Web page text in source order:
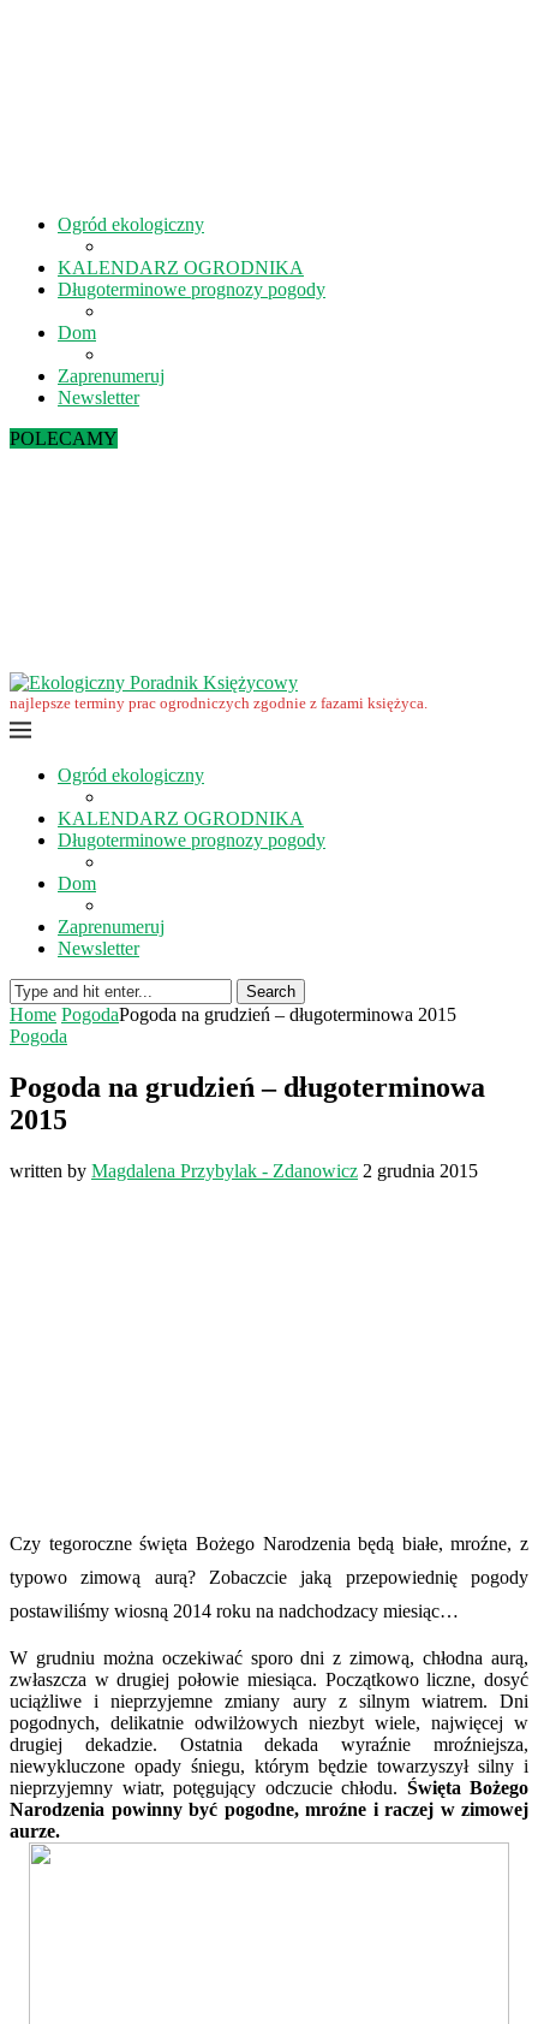
Ogród ekologiczny
KALENDARZ OGRODNIKA
Długoterminowe prognozy pogody
Dom
Zaprenumeruj
Newsletter
POLECAMY
najlepsze terminy prac ogrodniczych zgodnie z fazami księżyca.
Ogród ekologiczny
KALENDARZ OGRODNIKA
Długoterminowe prognozy pogody
Dom
Zaprenumeruj
Newsletter
Search
Home PogodaPogoda na grudzień – długoterminowa 2015
Pogoda
Pogoda na grudzień – długoterminowa
2015
written by Magdalena Przybylak - Zdanowicz 2 grudnia 2015
Czy tegoroczne święta Bożego Narodzenia będą białe, mroźne, z
typowo zimową aurą? Zobaczcie jaką przepowiednię pogody
postawiliśmy wiosną 2014 roku na nadchodzacy miesiąc…
W grudniu można oczekiwać sporo dni z zimową, chłodna aurą,
zwłaszcza w drugiej połowie miesiąca. Początkowo liczne, dosyć
uciążliwe i nieprzyjemne zmiany aury z silnym wiatrem. Dni
pogodnych, delikatnie odwilżowych niezbyt wiele, najwięcej w
drugiej dekadzie. Ostatnia dekada wyraźnie mroźniejsza,
niewykluczone opady śniegu, którym będzie towarzyszył silny i
nieprzyjemny wiatr, potęgujący odczucie chłodu. Święta Bożego
Narodzenia powinny być pogodne, mroźne i raczej w zimowej
aurze.